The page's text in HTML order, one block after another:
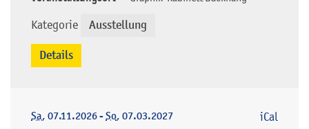
Kategorie Ausstellung
Details
Sa, 07.11.2026-So, 07.03.2027 iCal